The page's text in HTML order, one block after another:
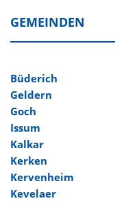
GEMEINDEN
Büderich
Geldern
Goch
Issum
Kalkar
Kerken
Kervenheim
Kevelaer